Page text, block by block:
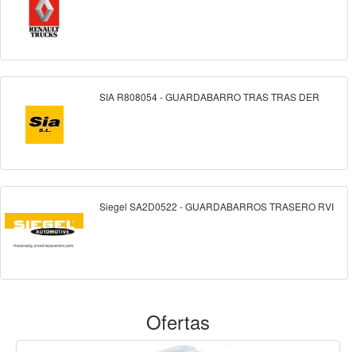
SIA R808054 - GUARDABARRO TRAS TRAS DER
Siegel SA2D0522 - GUARDABARROS TRASERO RVI
Ofertas